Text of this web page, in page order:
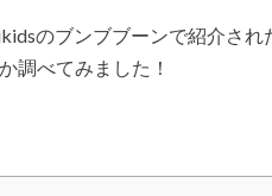
のブンブブーンで紹介さ
調べてみました！